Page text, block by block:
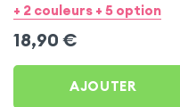
+ 2 couleurs + 5 option
18,90 €
AJOUTER